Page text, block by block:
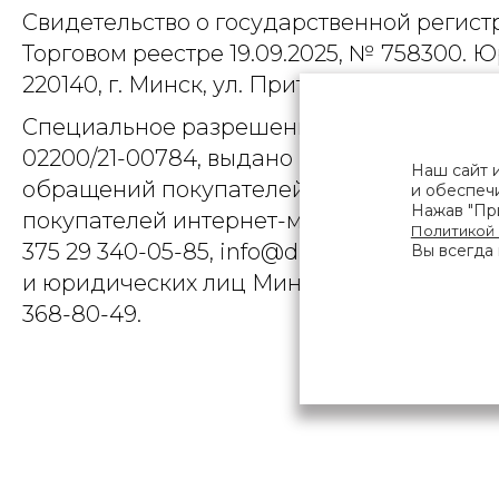
Свидетельство о государственной
Торговом реестре 19.09.2025, № 758300.
220140, г. Минск, ул. Притыцкого, д.79,
Специальное разрешение (лицензия)
02200/21-00784, выдано Министерством
обращений покупателей интернет-
покупателей интернет-магазина о
375 29 340-05-85, info@diarossa.by.
и юридических лиц Минского
368-80-49.
Наш сайт
и
Нажав
Политикой
Вы всегда